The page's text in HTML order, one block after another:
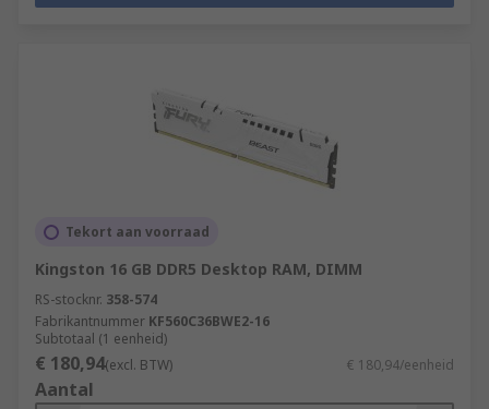
Tekort aan voorraad
Kingston 16 GB DDR5 Desktop RAM, DIMM
RS-stocknr. 358-574
Fabrikantnummer KF560C36BWE2-16
Subtotaal (1 eenheid)
€ 180,94(excl. BTW) € 180,94/eenheid
Aantal